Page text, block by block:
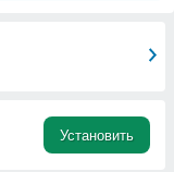
Установить